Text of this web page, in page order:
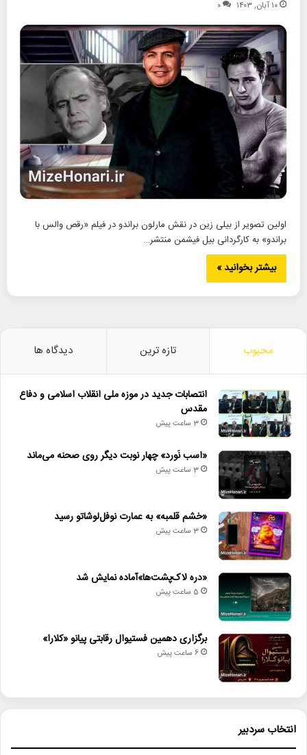
۱۰ آبان, ۱۴۰۳ ۰
اولین تصویر از بیلی زین در نقش مارلون براندو در فیلم «رقص والس با
براندو» به کارگردانی بیل فیشمن منتشر…
بیشتر بخوانید »
محبوب تازه ترین دیدگاه ها
انتصابات جدید در موزه ملی انقلاب اسلامی و دفاع
مقدس
3 ساعت پیش
«اسب نَورد» چهار نوبت دیگر روی صحنه می‌ماند
3 ساعت پیش
«خشم قلمبه» به عمارت نوفل‌لوشاتو رسید
3 ساعت پیش
«دره لاک‌پشت‌ها»آماده نمایش شد
5 ساعت پیش
برگزاری دهمین فستیوال رقابتی پیانو «کلارا»
6 ساعت پیش
انتخاب سردبیر